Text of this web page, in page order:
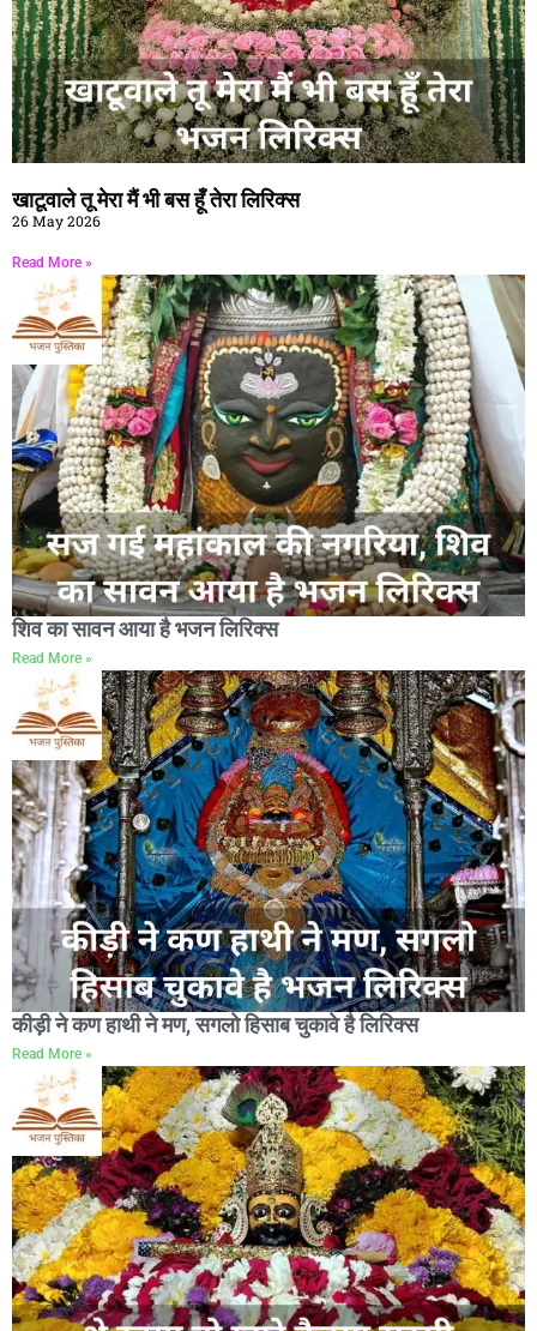
खाटूवाले तू मेरा मैं भी बस हूँ तेरा लिरिक्स
26 May 2026
Read More »
शिव का सावन आया है भजन लिरिक्स
Read More »
कीड़ी ने कण हाथी ने मण, सगलो हिसाब चुकावे है लिरिक्स
Read More »